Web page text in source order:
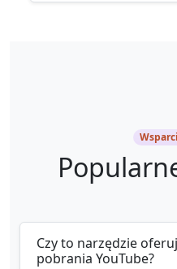
Czy to narzędzie
pobrania YouTube?